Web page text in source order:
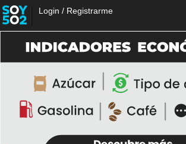
Login / Registrarme